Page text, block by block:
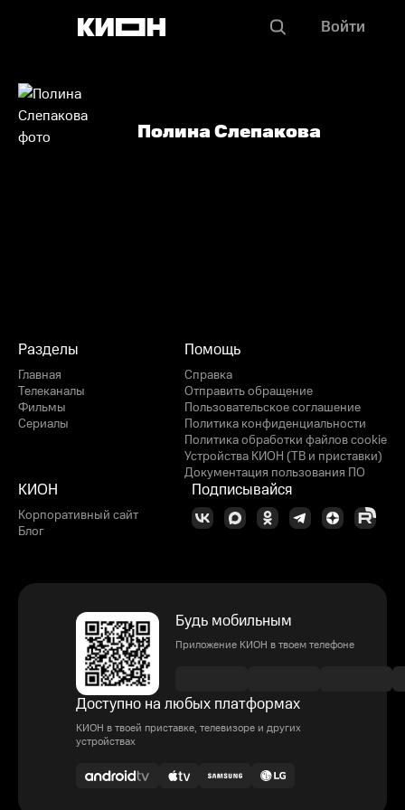
Войти
Полина Слепакова
Разделы
Главная
Телеканалы
Фильмы
Сериалы
Помощь
Справка
Отправить обращение
Пользовательское соглашение
Политика конфиденциальности
Политика обработки файлов cookie
Устройства КИОН (ТВ и приставки)
Документация пользования ПО
КИОН
Корпоративный сайт
Блог
Подписывайся
Будь мобильным
Приложение КИОН в твоем телефоне
Доступно на любых платформах
КИОН в твоей приставке, телевизоре и других
устройствах